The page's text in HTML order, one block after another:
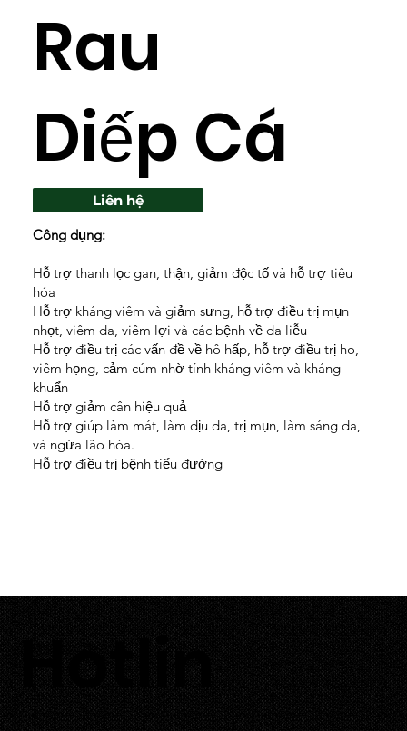
Rau
Diếp Cá
Liên hệ
Công dụng:
Hỗ trợ thanh lọc gan, thận, giảm độc tố và hỗ trợ tiêu
hóa
Hỗ trợ kháng viêm và giảm sưng, hỗ trợ điều trị mụn
nhọt, viêm da, viêm lợi và các bệnh về da liễu
Hỗ trợ điều trị các vấn đề về hô hấp, hỗ trợ điều trị ho,
viêm họng, cảm cúm nhờ tính kháng viêm và kháng
khuẩn
Hỗ trợ giảm cân hiệu quả
Hỗ trợ giúp làm mát, làm dịu da, trị mụn, làm sáng da,
và ngừa lão hóa.
Hỗ trợ điều trị bệnh tiểu đường
Hotlin
0933 700 226